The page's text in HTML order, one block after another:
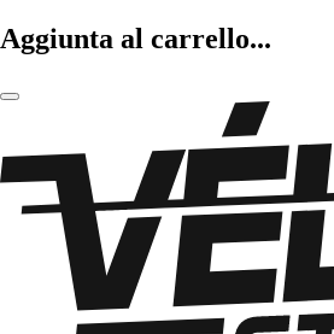
Aggiunta al carrello...